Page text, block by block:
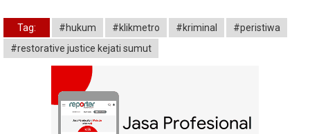
Tag: #hukum #klikmetro #kriminal
#peristiwa
#restorative justice kejati sumut